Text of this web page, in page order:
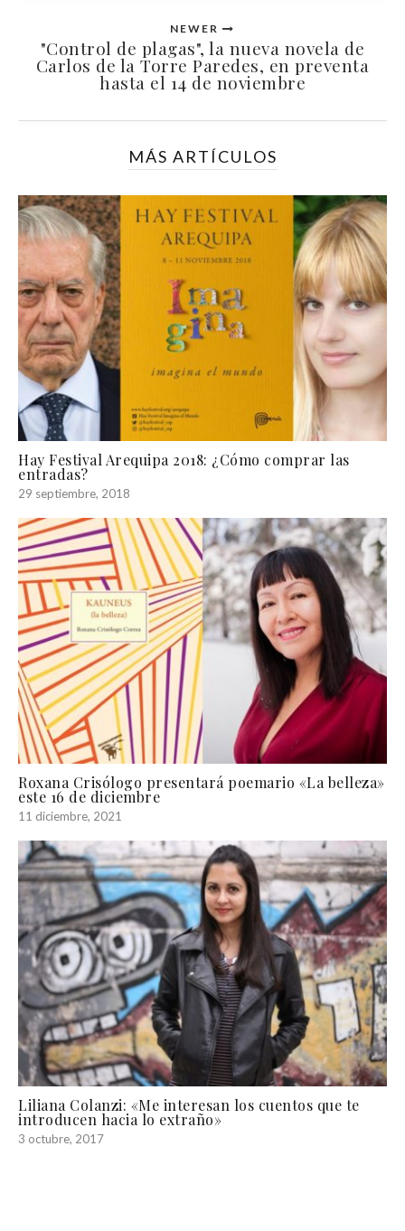
NEWER
"Control de plagas", la nueva novela de
Carlos de la Torre Paredes, en preventa
hasta el 14 de noviembre
MÁS ARTÍCULOS
Hay Festival Arequipa 2018: ¿Cómo comprar las
entradas?
29 septiembre, 2018
Roxana Crisólogo presentará poemario «La belleza»
este 16 de diciembre
11 diciembre, 2021
Liliana Colanzi: «Me interesan los cuentos que te
introducen hacia lo extraño»
3 octubre, 2017